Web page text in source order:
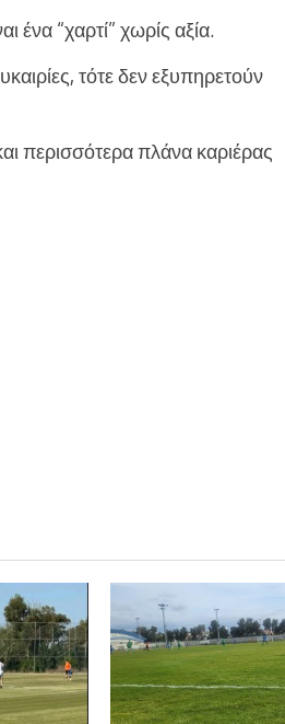
ένα “χαρτί” χωρίς αξία.
τότε δεν εξυπηρετούν
περισσότερα πλάνα καριέρας